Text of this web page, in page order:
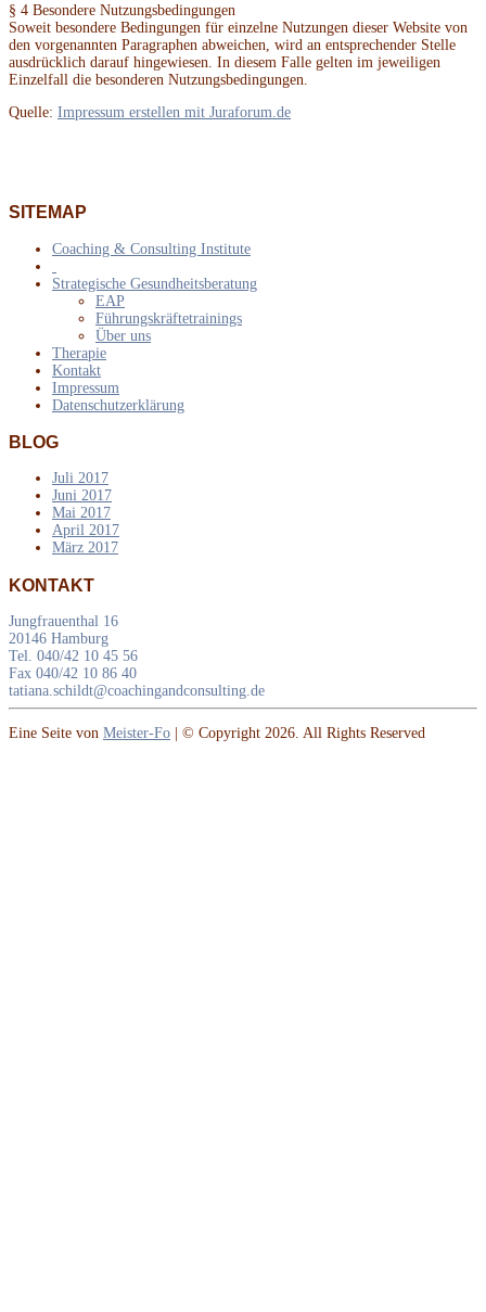
§ 4 Besondere Nutzungsbedingungen
Soweit besondere Bedingungen für einzelne Nutzungen dieser Website von
den vorgenannten Paragraphen abweichen, wird an entsprechender Stelle
ausdrücklich darauf hingewiesen. In diesem Falle gelten im jeweiligen
Einzelfall die besonderen Nutzungsbedingungen.
Quelle: Impressum erstellen mit Juraforum.de
SITEMAP
Coaching & Consulting Institute
Strategische Gesundheitsberatung
EAP
Führungskräftetrainings
Über uns
Therapie
Kontakt
Impressum
Datenschutzerklärung
BLOG
Juli 2017
Juni 2017
Mai 2017
April 2017
März 2017
KONTAKT
Jungfrauenthal 16
20146 Hamburg
Tel. 040/42 10 45 56
Fax 040/42 10 86 40
tatiana.schildt@coachingandconsulting.de
Eine Seite von Meister-Fo | © Copyright 2026. All Rights Reserved